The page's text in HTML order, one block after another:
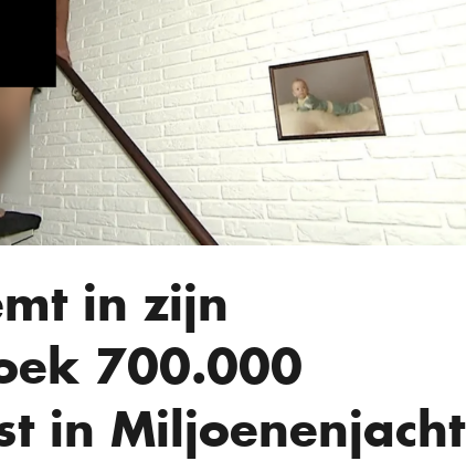
in zijn
700.000
in Miljoenenjacht